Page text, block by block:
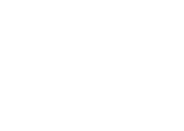
[Tecido principal] 100% poliéster